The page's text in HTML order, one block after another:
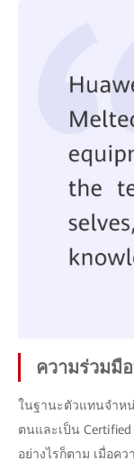
ความร่วมมื
ในฐานะตัวแทนจำห
ตนและเป็น Certified
อย่างไรก็ตาม เมื่อค